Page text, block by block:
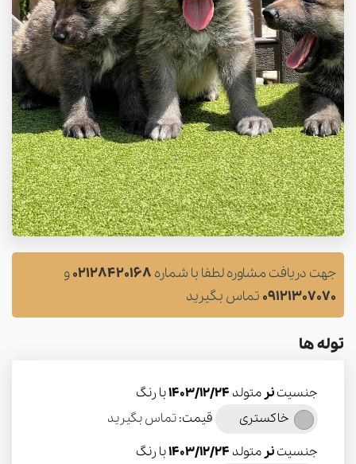
جهت دریافت مشاوره لطفا با شماره 02128420168و
09121307070 تماس بگیرید
توله ها
جنسیتنرمتولد 1403/12/24با رنگ
خاکستری
قیمت:تماس بگیرید
جنسیتنرمتولد 1403/12/24با رنگ